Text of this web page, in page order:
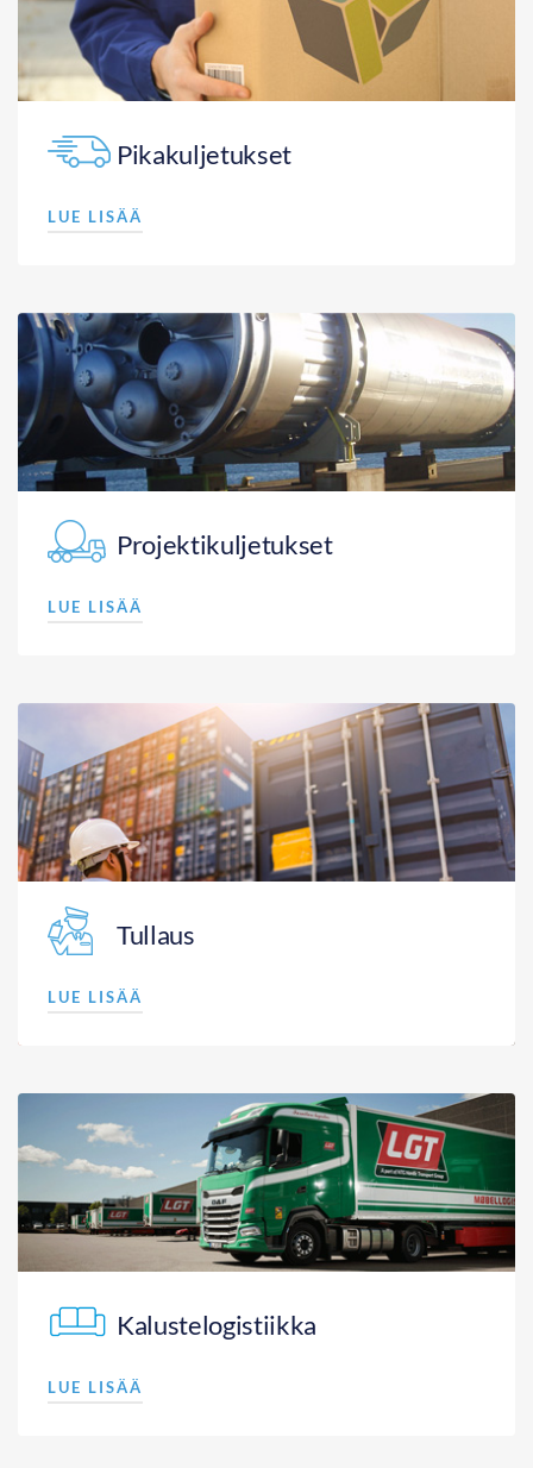
Pikakuljetukset
LUE LISÄÄ
Projektikuljetukset
LUE LISÄÄ
Tullaus
LUE LISÄÄ
Kalustelogistiikka
LUE LISÄÄ